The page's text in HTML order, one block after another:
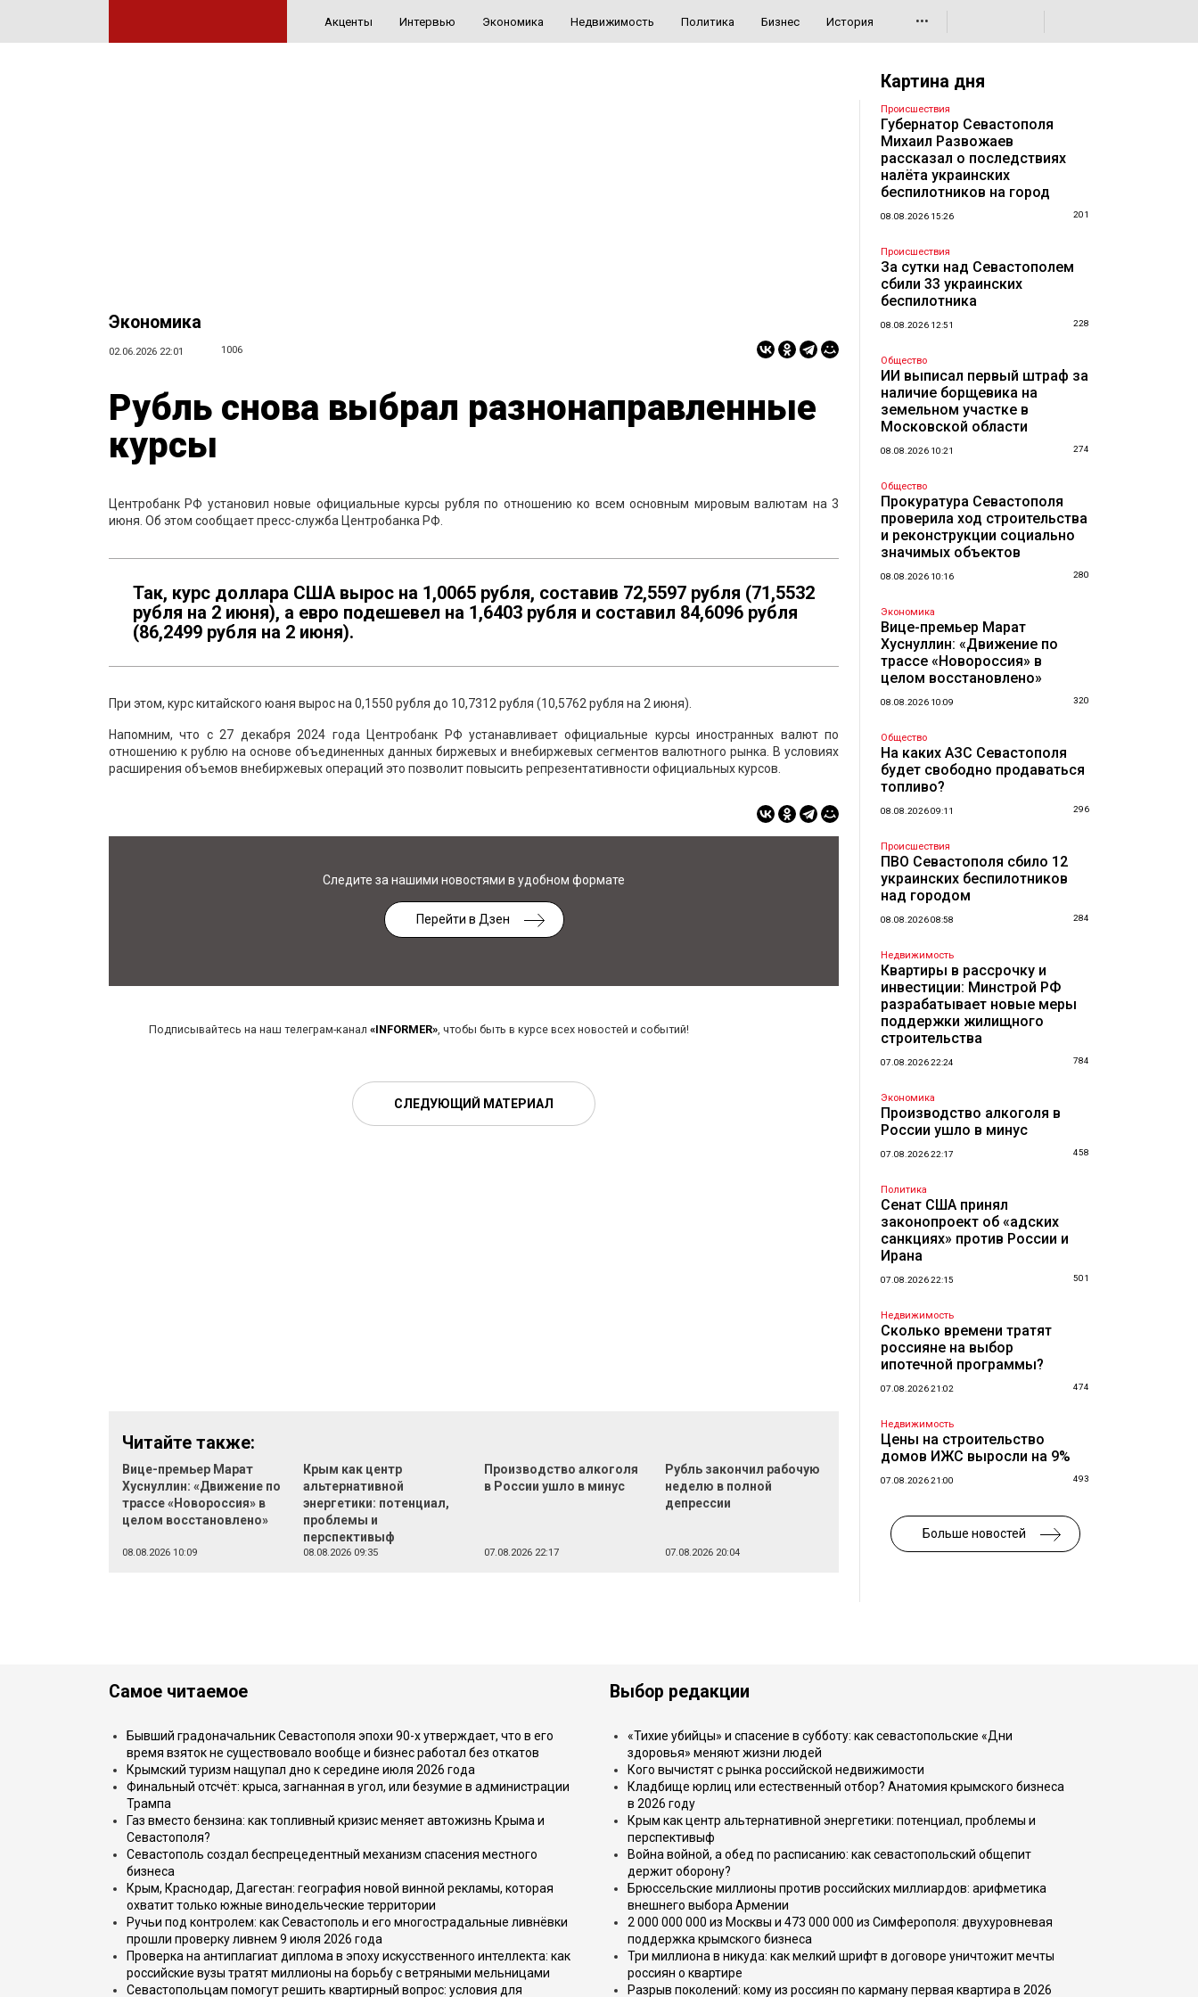
Акценты Интервью Экономика Недвижимость Политика Бизнес История •••
Экономика
02.06.2026 22:01 1006
Рубль снова выбрал разнонаправленные
курсы
Центробанк РФ установил новые официальные курсы рубля по отношению ко всем основным мировым валютам на 3
июня. Об этом сообщает пресс-служба Центробанка РФ.
Так, курс доллара США вырос на 1,0065 рубля, составив 72,5597 рубля (71,5532
рубля на 2 июня), а евро подешевел на 1,6403 рубля и составил 84,6096 рубля
(86,2499 рубля на 2 июня).
При этом, курс китайского юаня вырос на 0,1550 рубля до 10,7312 рубля (10,5762 рубля на 2 июня).
Напомним, что с 27 декабря 2024 года Центробанк РФ устанавливает официальные курсы иностранных валют по
отношению к рублю на основе объединенных данных биржевых и внебиржевых сегментов валютного рынка. В условиях
расширения объемов внебиржевых операций это позволит повысить репрезентативности официальных курсов.
Следите за нашими новостями в удобном формате
Перейти в Дзен
Подписывайтесь на наш телеграм-канал «INFORMER», чтобы быть в курсе всех новостей и событий!
СЛЕДУЮЩИЙ МАТЕРИАЛ
Читайте также:
Вице-премьер Марат
Хуснуллин: «Движение по
трассе «Новороссия» в
целом восстановлено»
08.08.2026 10:09
Крым как центр
альтернативной
энергетики: потенциал,
проблемы и
перспективыф
08.08.2026 09:35
Производство алкоголя
в России ушло в минус
07.08.2026 22:17
Рубль закончил рабочую
неделю в полной
депрессии
07.08.2026 20:04
Картина дня
Происшествия
Губернатор Севастополя
Михаил Развожаев
рассказал о последствиях
налёта украинских
беспилотников на город
08.08.2026 15:26 201
Происшествия
За сутки над Севастополем
сбили 33 украинских
беспилотника
08.08.2026 12:51 228
Общество
ИИ выписал первый штраф за
наличие борщевика на
земельном участке в
Московской области
08.08.2026 10:21 274
Общество
Прокуратура Севастополя
проверила ход строительства
и реконструкции социально
значимых объектов
08.08.2026 10:16 280
Экономика
Вице-премьер Марат
Хуснуллин: «Движение по
трассе «Новороссия» в
целом восстановлено»
08.08.2026 10:09 320
Общество
На каких АЗС Севастополя
будет свободно продаваться
топливо?
08.08.2026 09:11 296
Происшествия
ПВО Севастополя сбило 12
украинских беспилотников
над городом
08.08.2026 08:58 284
Недвижимость
Квартиры в рассрочку и
инвестиции: Минстрой РФ
разрабатывает новые меры
поддержки жилищного
строительства
07.08.2026 22:24 784
Экономика
Производство алкоголя в
России ушло в минус
07.08.2026 22:17 458
Политика
Сенат США принял
законопроект об «адских
санкциях» против России и
Ирана
07.08.2026 22:15 501
Недвижимость
Сколько времени тратят
россияне на выбор
ипотечной программы?
07.08.2026 21:02 474
Недвижимость
Цены на строительство
домов ИЖС выросли на 9%
07.08.2026 21:00 493
Больше новостей
Самое читаемое
Бывший градоначальник Севастополя эпохи 90-х утверждает, что в его
время взяток не существовало вообще и бизнес работал без откатов
Крымский туризм нащупал дно к середине июля 2026 года
Финальный отсчёт: крыса, загнанная в угол, или безумие в администрации
Трампа
Газ вместо бензина: как топливный кризис меняет автожизнь Крыма и
Севастополя?
Севастополь создал беспрецедентный механизм спасения местного
бизнеса
Крым, Краснодар, Дагестан: география новой винной рекламы, которая
охватит только южные винодельческие территории
Ручьи под контролем: как Севастополь и его многострадальные ливнёвки
прошли проверку ливнем 9 июля 2026 года
Проверка на антиплагиат диплома в эпоху искусственного интеллекта: как
российские вузы тратят миллионы на борьбу с ветряными мельницами
Севастопольцам помогут решить квартирный вопрос: условия для
Выбор редакции
«Тихие убийцы» и спасение в субботу: как севастопольские «Дни
здоровья» меняют жизни людей
Кого вычистят с рынка российской недвижимости
Кладбище юрлиц или естественный отбор? Анатомия крымского бизнеса
в 2026 году
Крым как центр альтернативной энергетики: потенциал, проблемы и
перспективыф
Война войной, а обед по расписанию: как севастопольский общепит
держит оборону?
Брюссельские миллионы против российских миллиардов: арифметика
внешнего выбора Армении
2 000 000 000 из Москвы и 473 000 000 из Симферополя: двухуровневая
поддержка крымского бизнеса
Три миллиона в никуда: как мелкий шрифт в договоре уничтожит мечты
россиян о квартире
Разрыв поколений: кому из россиян по карману первая квартира в 2026